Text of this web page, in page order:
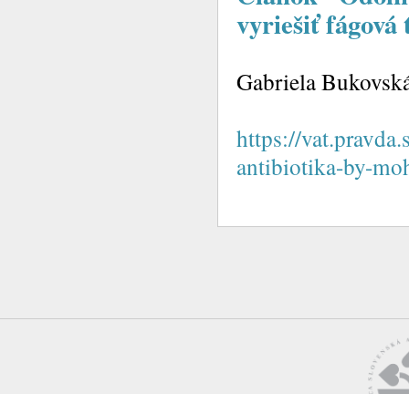
vyriešiť
Gabriela
https://
antibiotika-by-